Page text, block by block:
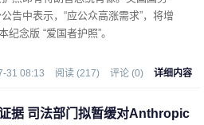
告中表示，“应公众高涨需求”，将增
纪念版 “爱国者护照”。
31 08:13 阅读 (217) 评论 (0) 详细内容
据 司法部门拟暂缓对Anthropic